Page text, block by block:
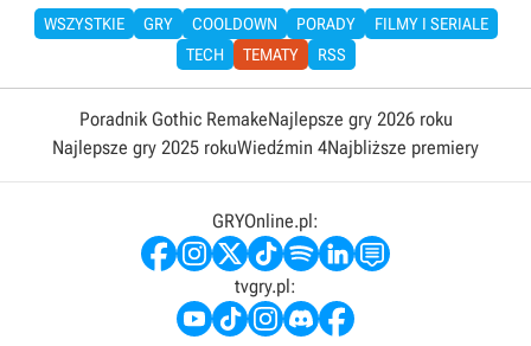
WSZYSTKIE GRY COOLDOWN PORADY
FILMY I SERIALE
TECH
TEMATY RSS
Poradnik Gothic RemakeNajlepsze gry 2026 roku
Najlepsze gry 2025 rokuWiedźmin 4Najbliższe premiery
GRYOnline.pl:
tvgry.pl: